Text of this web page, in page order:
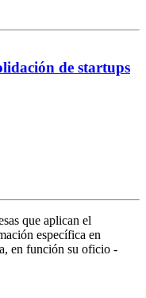
de startups
que aplican el
específica en
en función su oficio -